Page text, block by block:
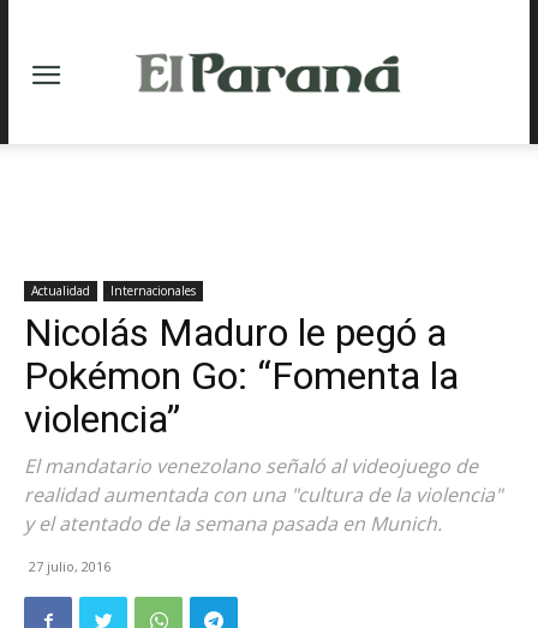
Actualidad Internacionales
Nicolás Maduro le pegó a
Pokémon Go: “Fomenta la
violencia”
El mandatario venezolano señaló al videojuego de
realidad aumentada con una "cultura de la violencia"
y el atentado de la semana pasada en Munich.
27 julio, 2016